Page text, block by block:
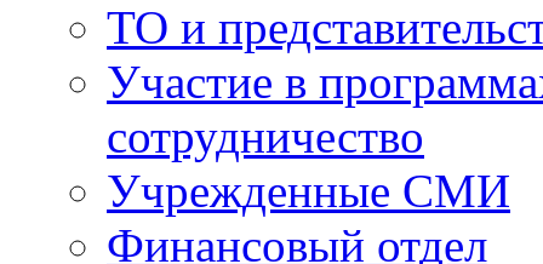
ТО и
Участие в
сотрудничество
Учрежденные СМИ
Финансовый отдел